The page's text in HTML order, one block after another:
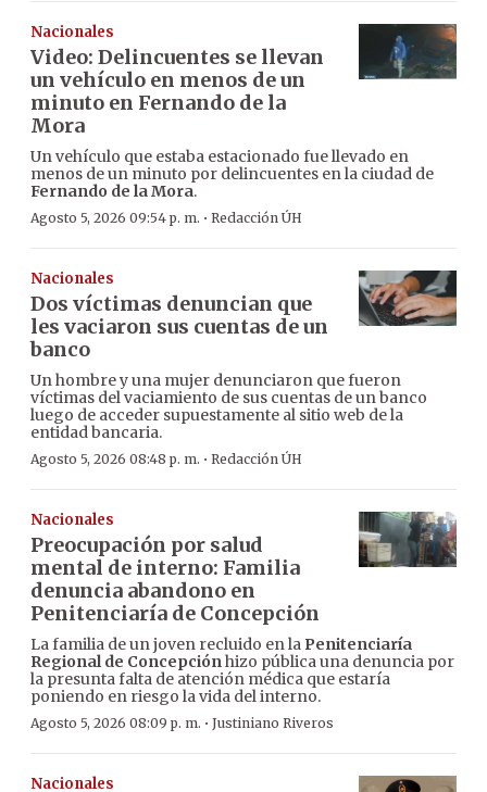
Nacionales
Video: Delincuentes se llevan
un vehículo en menos de un
minuto en Fernando de la
Mora
Un vehículo que estaba estacionado fue llevado en
menos de un minuto por delincuentes en la ciudad de
Fernando de la Mora.
Agosto 5, 2026 09:54 p. m. · Redacción ÚH
Nacionales
Dos víctimas denuncian que
les vaciaron sus cuentas de un
banco
Un hombre y una mujer denunciaron que fueron
víctimas del vaciamiento de sus cuentas de un banco
luego de acceder supuestamente al sitio web de la
entidad bancaria.
Agosto 5, 2026 08:48 p. m. · Redacción ÚH
Nacionales
Preocupación por salud
mental de interno: Familia
denuncia abandono en
Penitenciaría de Concepción
La familia de un joven recluido en la Penitenciaría
Regional de Concepciónhizo pública una denuncia por
la presunta falta de atención médica que estaría
poniendo en riesgo la vida del interno.
Agosto 5, 2026 08:09 p. m. · Justiniano Riveros
Nacionales